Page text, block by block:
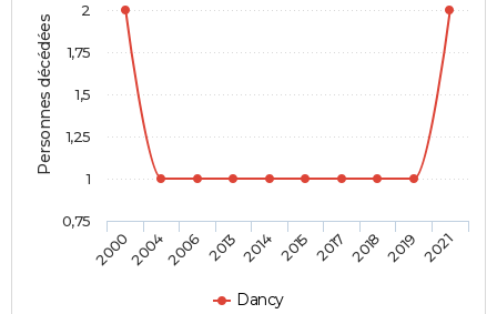
Personnes décédées
Dancy
200020042006 2013 2014 2015 2017 2018 2019 2021
0,75
1
1,25
1,5
1,75
2